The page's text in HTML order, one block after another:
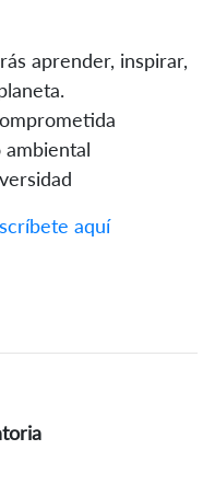
aprender, inspirar,
aquí